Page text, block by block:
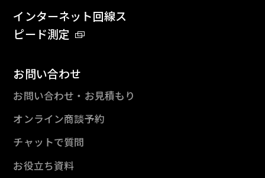
インターネット回線ス
ピード測定
お問い合わせ
お問い合わせ・お見積もり
オンライン商談予約
チャットで質問
お役立ち資料